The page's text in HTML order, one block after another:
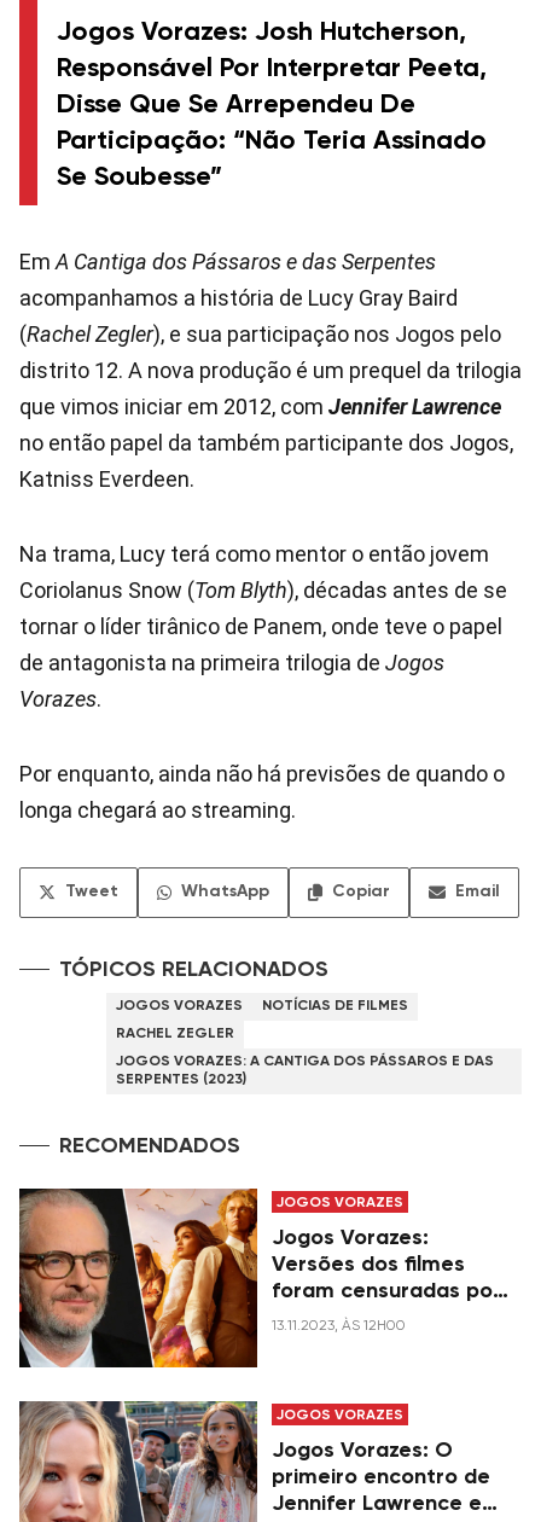
Jogos Vorazes: Josh Hutcherson,
Responsável Por Interpretar Peeta,
Disse Que Se Arrependeu De
Participação: “Não Teria Assinado
Se Soubesse”
Em A Cantiga dos Pássaros e das Serpentes
acompanhamos a história de Lucy Gray Baird
(Rachel Zegler), e sua participação nos Jogos pelo
distrito 12. A nova produção é um prequel da trilogia
que vimos iniciar em 2012, com Jennifer Lawrence
no então papel da também participante dos Jogos,
Katniss Everdeen.
Na trama, Lucy terá como mentor o então jovem
Coriolanus Snow (Tom Blyth), décadas antes de se
tornar o líder tirânico de Panem, onde teve o papel
de antagonista na primeira trilogia de Jogos
Vorazes.
Por enquanto, ainda não há previsões de quando o
longa chegará ao streaming.
Tweet WhatsApp Copiar Email
TÓPICOS RELACIONADOS
JOGOS VORAZES
NOTÍCIAS DE FILMES
RACHEL ZEGLER
JOGOS VORAZES: A CANTIGA DOS PÁSSAROS E DAS
SERPENTES (2023)
RECOMENDADOS
JOGOS VORAZES
Jogos Vorazes:
Versões dos filmes
foram censuradas por
conta da classificação
13.11.2023, ÀS 12H00
JOGOS VORAZES
Jogos Vorazes: O
primeiro encontro de
Jennifer Lawrence e